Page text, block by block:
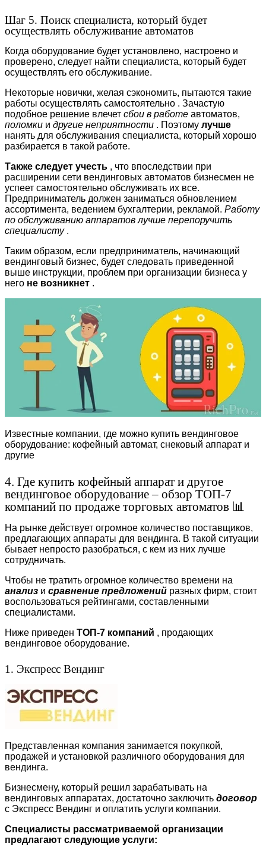
Шаг 5. Поиск специалиста, который будет
осуществлять обслуживание автоматов
Когда оборудование будет установлено, настроено и
проверено, следует найти специалиста, который будет
осуществлять его обслуживание.
Некоторые новички, желая сэкономить, пытаются такие
работы осуществлять самостоятельно . Зачастую
подобное решение влечет сбои в работе автоматов,
поломки и другие неприятности . Поэтому лучше
нанять для обслуживания специалиста, который хорошо
разбирается в такой работе.
Также следует учесть , что впоследствии при
расширении сети вендинговых автоматов бизнесмен не
успеет самостоятельно обслуживать их все.
Предприниматель должен заниматься обновлением
ассортимента, ведением бухгалтерии, рекламой. Работу
по обслуживанию аппаратов лучше перепоручить
специалисту .
Таким образом, если предприниматель, начинающий
вендинговый бизнес, будет следовать приведенной
выше инструкции, проблем при организации бизнеса у
него не возникнет .
Известные компании, где можно купить вендинговое
оборудование: кофейный автомат, снековый аппарат и
другие
4. Где купить кофейный аппарат и другое
вендинговое оборудование – обзор ТОП-7
компаний по продаже торговых автоматов 📊
На рынке действует огромное количество поставщиков,
предлагающих аппараты для вендинга. В такой ситуации
бывает непросто разобраться, с кем из них лучше
сотрудничать.
Чтобы не тратить огромное количество времени на
анализ и сравнение предложений разных фирм, стоит
воспользоваться рейтингами, составленными
специалистами.
Ниже приведен ТОП-7 компаний , продающих
вендинговое оборудование.
1. Экспресс Вендинг
Представленная компания занимается покупкой,
продажей и установкой различного оборудования для
вендинга.
Бизнесмену, который решил зарабатывать на
вендинговых аппаратах, достаточно заключить договор
с Экспресс Вендинг и оплатить услуги компании.
Специалисты рассматриваемой организации
предлагают следующие услуги: